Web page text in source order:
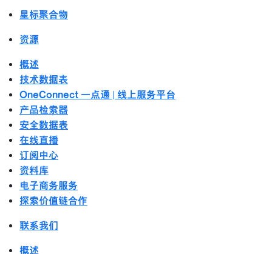
星标聚合物
资源
概述
技术数据表
OneConnect 一点通 | 线上服务平台
产品检索器
安全数据表
在线直播
订阅中心
资料库
电子商务服务
探索价值链合作
联系我们
概述